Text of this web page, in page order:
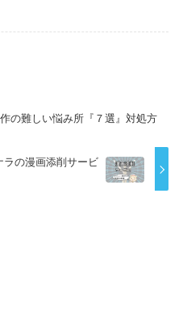
の難しい悩み所『７選』対処方
ラの漫画添削サービ